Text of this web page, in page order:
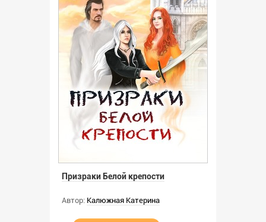
Призраки Белой крепости
Автор: Калюжная Катерина